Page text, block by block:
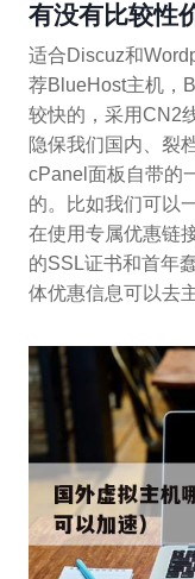
有没有比较性
适合Discuz和
荐BlueHost主机，
较快的，采用CN2
隐保我们国内、裂
cPanel面板自带的
的。比如我们可以
在使用专属优惠链
的SSL证书和首年
体优惠信息可以去